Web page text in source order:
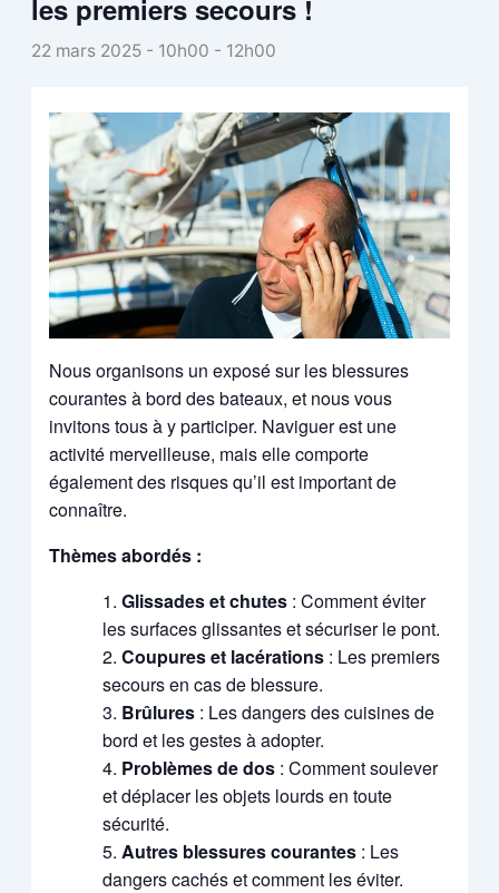
les premiers secours !
22 mars 2025 - 10h00 - 12h00
Nous organisons un exposé sur les blessures
courantes à bord des bateaux, et nous vous
invitons tous à y participer. Naviguer est une
activité merveilleuse, mais elle comporte
également des risques qu’il est important de
connaître.
Thèmes abordés :
Glissades et chutes: Comment éviter
les surfaces glissantes et sécuriser le pont.
Coupures et lacérations: Les premiers
secours en cas de blessure.
Brûlures: Les dangers des cuisines de
bord et les gestes à adopter.
Problèmes de dos: Comment soulever
et déplacer les objets lourds en toute
sécurité.
Autres blessures courantes: Les
dangers cachés et comment les éviter.